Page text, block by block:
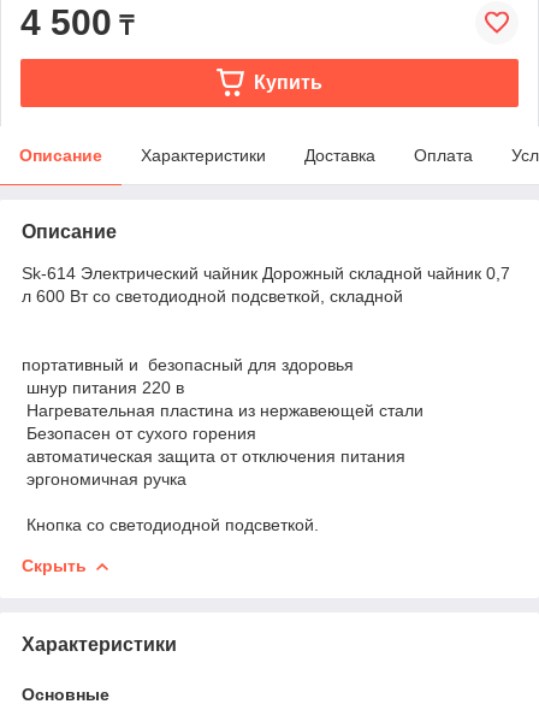
4 500 ₸
Купить
Описание Характеристики Доставка Оплата
Описание
Sk-614 Электрический чайник Дорожный складной чайник 0,7
л 600 Вт со светодиодной подсветкой, складной
портативный и безопасный для здоровья
шнур питания 220 в
Нагревательная пластина из нержавеющей стали
Безопасен от сухого горения
автоматическая защита от отключения питания
эргономичная ручка
Кнопка со светодиодной подсветкой.
Скрыть
Характеристики
Основные